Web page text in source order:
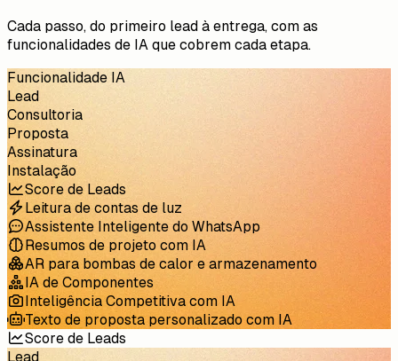
Cada passo, do primeiro lead à entrega, com as
funcionalidades de IA que cobrem cada etapa.
Funcionalidade IA
Lead
Consultoria
Proposta
Assinatura
Instalação
Score de Leads
Leitura de contas de luz
Assistente Inteligente do WhatsApp
Resumos de projeto com IA
AR para bombas de calor e armazenamento
IA de Componentes
Inteligência Competitiva com IA
Texto de proposta personalizado com IA
Score de Leads
Lead